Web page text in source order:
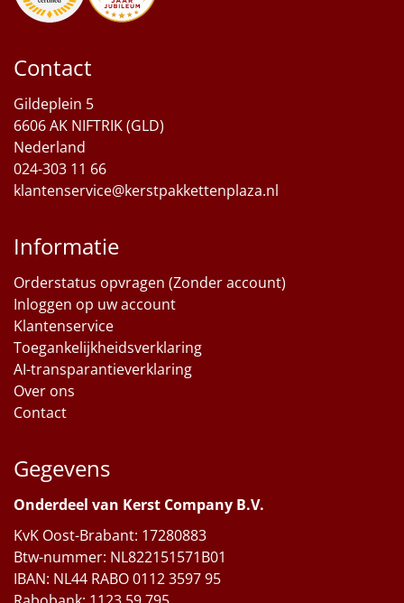
Contact
Gildeplein 5
6606 AK NIFTRIK (GLD)
Nederland
024-303 11 66
klantenservice@kerstpakkettenplaza.nl
Informatie
Orderstatus opvragen (Zonder account)
Inloggen op uw account
Klantenservice
Toegankelijkheidsverklaring
AI-transparantieverklaring
Over ons
Contact
Gegevens
Onderdeel van Kerst Company B.V.
KvK Oost-Brabant: 17280883
Btw-nummer: NL822151571B01
IBAN: NL44 RABO 0112 3597 95